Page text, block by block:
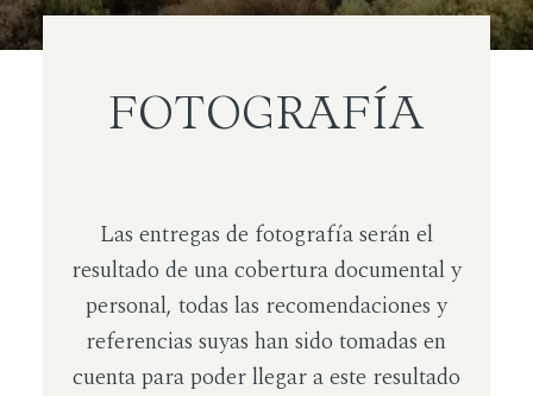
FOTOGRAFÍA
Las entregas de fotografía serán el
resultado de una cobertura documental y
personal, todas las recomendaciones y
referencias suyas han sido tomadas en
cuenta para poder llegar a este resultado